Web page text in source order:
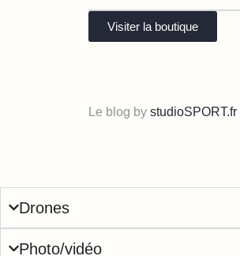
Visiter la boutique
Le blog by studioSPORT.fr
Drones
Photo/vidéo